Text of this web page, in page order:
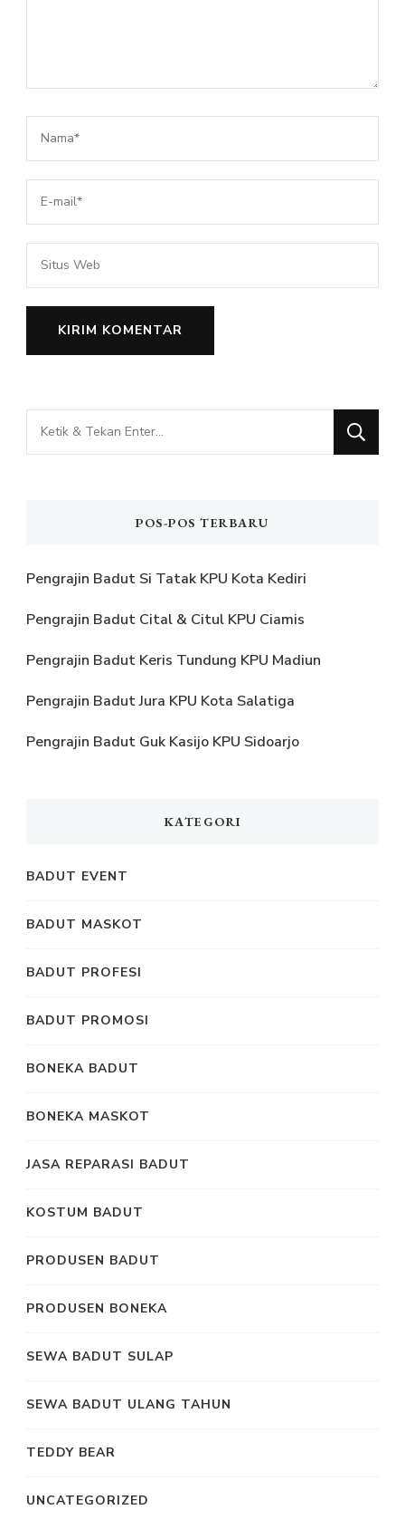
Mencari
Sesuatu?
POS-POS TERBARU
Pengrajin Badut Si Tatak KPU Kota Kediri
Pengrajin Badut Cital & Citul KPU Ciamis
Pengrajin Badut Keris Tundung KPU Madiun
Pengrajin Badut Jura KPU Kota Salatiga
Pengrajin Badut Guk Kasijo KPU Sidoarjo
KATEGORI
BADUT EVENT
BADUT MASKOT
BADUT PROFESI
BADUT PROMOSI
BONEKA BADUT
BONEKA MASKOT
JASA REPARASI BADUT
KOSTUM BADUT
PRODUSEN BADUT
PRODUSEN BONEKA
SEWA BADUT SULAP
SEWA BADUT ULANG TAHUN
TEDDY BEAR
UNCATEGORIZED